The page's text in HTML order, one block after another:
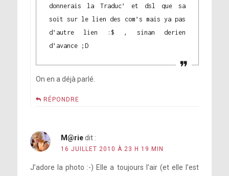
donnerais la Traduc’ et dsl que sa
soit sur le lien des com’s mais ya pas
d’autre lien :$ , sinan derien
d’avance ;D
On en a déjà parlé.
RÉPONDRE
M@rie dit :
16 JUILLET 2010 À 23 H 19 MIN
J’adore la photo :-) Elle a toujours l’air (et elle l’est